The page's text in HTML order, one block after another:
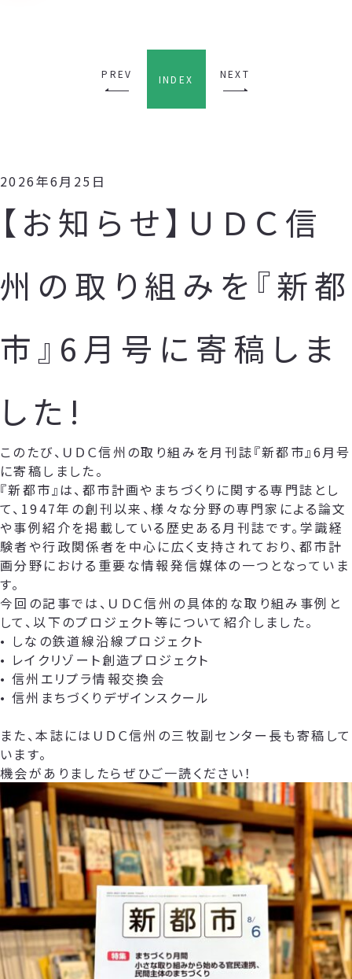
PREV INDEX NEXT
2026年6月25日
【お知らせ】ＵＤＣ信
州の取り組みを『新都
市』6月号に寄稿しま
した!
このたび、ＵＤＣ信州の取り組みを月刊誌『新都市』6月号
に寄稿しました。
『新都市』は、都市計画やまちづくりに関する専門誌とし
て、1947年の創刊以来、様々な分野の専門家による論文
や事例紹介を掲載している歴史ある月刊誌です。学識経
験者や行政関係者を中心に広く支持されており、都市計
画分野における重要な情報発信媒体の一つとなっていま
す。
今回の記事では、ＵＤＣ信州の具体的な取り組み事例と
して、以下のプロジェクト等について紹介しました。
• しなの鉄道線沿線プロジェクト
• レイクリゾート創造プロジェクト
• 信州エリプラ情報交換会
• 信州まちづくりデザインスクール
また、本誌にはＵＤＣ信州の三牧副センター長も寄稿して
います。
機会がありましたらぜひご一読ください！